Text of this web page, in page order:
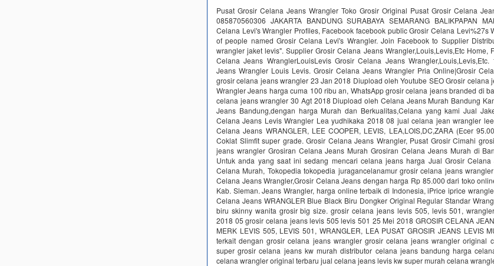
Pusat Grosir Celana Jeans Wrangler Toko Grosir Original Pusat Grosir Celana
085870560306 JAKARTA BANDUNG SURABAYA SEMARANG BALIKPAPAN
Celana Levi's Wrangler Profiles, Facebook facebook public Grosir Celana Levi%27s
of people named Grosir Celana Levi's Wrangler. Join Facebook to Supplier
wrangler jaket levis". Supplier Grosir Celana Jeans Wrangler,Louis,Levis,Etc Home,
Celana Jeans WranglerLouisLevis Grosir Celana Jeans
Jeans Wrangler Louis Levis. Grosir Celana Jeans Wrangler Pria Online|Grosir
grosir celana jeans wrangler 23 Jan 2018 Diupload oleh Youtube SEO Grosir celana
Wrangler Jeans harga cuma 100 ribu an, WhatsApp grosir celana jeans branded di
celana jeans wrangler 30 Agt 2018 Diupload oleh Celana Jeans Murah Bandung
Jeans Bandung,dengan harga Murah dan Berkualitas,Celana yang kami Jual
Celana Jeans Levis Wrangler Lea yudhikaka 2018 08 jual celana jean wrangler
Celana Jeans WRANGLER, LEE COOPER, LEVIS, LEA,LOIS,DC,ZARA (Ecer
Coklat Slimfit super grade. Grosir Celana Jeans Wrangler, Pusat Grosir Cimahi
jeans wrangler Grosiran Celana Jeans Murah Grosiran Celana Jeans Murah di
Untuk anda yang saat ini sedang mencari celana jeans harga Jual Grosir Celana
Celana Murah, Tokopedia tokopedia juragancelanamur grosir celana jeans
Celana Jeans Wrangler,Grosir Celana Jeans dengan harga Rp 85.000 dari toko
Kab. Sleman. Jeans Wrangler, harga online terbaik di Indonesia, iPrice iprice
Celana Jeans WRANGLER Blue Black Biru Dongker Original Regular Standar
biru skinny wanita grosir big size. grosir celana jeans levis 505, levis 501,
2018 05 grosir celana jeans levis 505 levis 501 25 Mei 2018 GROSIR CELANA
MERK LEVIS 505, LEVIS 501, WRANGLER, LEA PUSAT GROSIR JEANS LEVIS
terkait dengan grosir celana jeans wrangler grosir celana jeans wrangler original
super grosir celana jeans kw murah distributor celana jeans bandung harga
celana wrangler original terbaru jual celana jeans levis kw super murah celana